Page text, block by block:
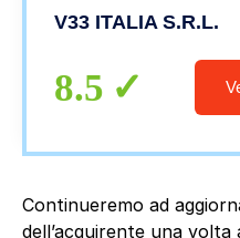
V33 ITALIA S.R.L.
8.5
Continueremo ad
dell’acquirente una